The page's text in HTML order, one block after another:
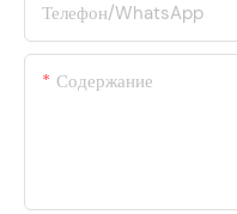
Телефон/WhatsApp
Содержание